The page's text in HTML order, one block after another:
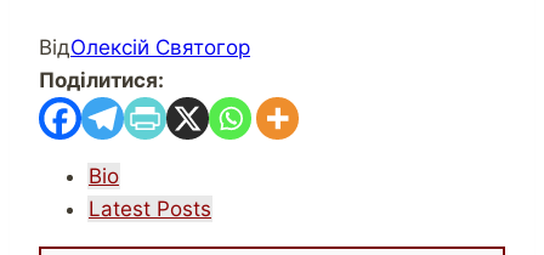
ВідОлексій Святогор
Поділитися:
The
following
Bio
Latest Posts